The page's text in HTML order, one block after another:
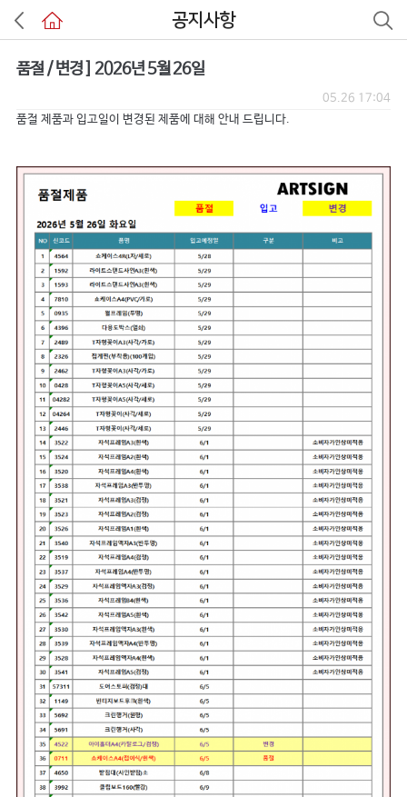
공지사항
품절 / 변경 ] 2026년 5월 26일
05.26 17:04
품절 제품과 입고일이 변경된 제품에 대해 안내 드립니다.